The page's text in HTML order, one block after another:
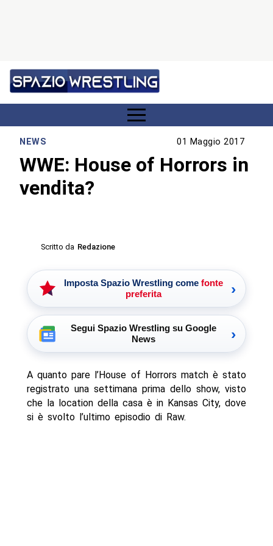
NEWS 01 Maggio 2017
WWE: House of Horrors in
vendita?
Scritto da Redazione
Imposta Spazio Wrestling come fonte
preferita
›
Segui Spazio Wrestling su Google
News
›
A quanto pare l’House of Horrors match è stato
registrato una settimana prima dello show, visto
che la location della casa è in Kansas City, dove
si è svolto l’ultimo episodio di Raw.